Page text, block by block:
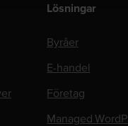
Lösningar
Byråer
E-handel
Företag
Managed